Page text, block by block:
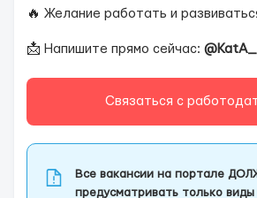
🔥 Желание работать и
📩 Напишите прямо сейчас:
Связаться с
Все вакансии на портале
предусматривать только виды